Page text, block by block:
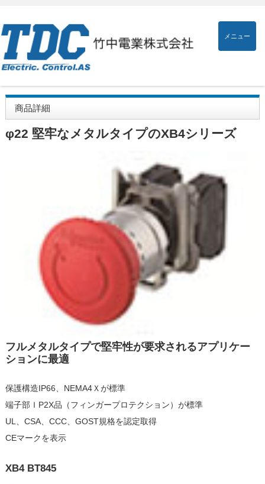
メニュー
商品詳細
φ22 堅牢なメタルタイプのXB4シリーズ
フルメタルタイプで堅牢性が要求されるアプリケー
ションに最適
保護構造IP66、NEMA4Ｘが標準
端子部ＩP2X品（フィンガープロテクション）が標準
UL、CSA、CCC、GOST規格を認定取得
CEマークを表示
XB4 BT845